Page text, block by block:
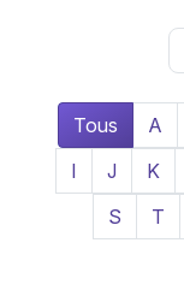
Tous A
I
J K
S
T